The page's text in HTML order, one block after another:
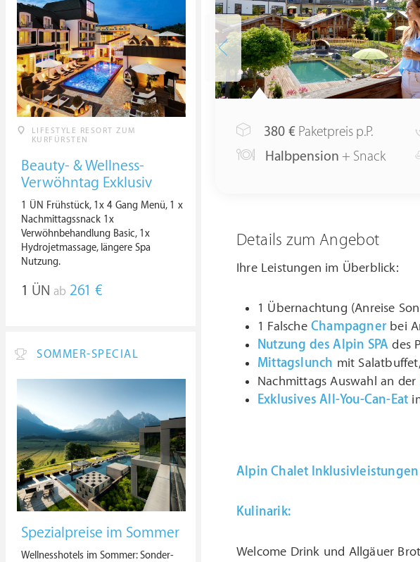
380 € Paketpreis p.P.
Halbpension + Snack
Details zum Angebot
Ihre Leistungen im Überblick:
1 Übernachtung (Anreise
1 Falsche Champagnerbei
Nutzung des Alpin SPA des
Mittagslunch mit
Nachmittags Auswahl an der
Exklusives All-You-Can-Eat
Alpin Chalet Inklusivleistungen
Kulinarik:
Welcome Drink und Allgäuer
LIFESTYLE RESORT ZUM
KURFÜRSTEN
Beauty- & Wellness-
Verwöhntag Exklusiv
1 ÜN Frühstück, 1x 4 Gang Menü, 1 x
Nachmittagssnack 1x
Verwöhnbehandlung Basic, 1x
Hydrojetmassage, längere Spa
Nutzung.
1 ÜN ab 261 €
SOMMER-SPECIAL
Spezialpreise im Sommer
Wellnesshotels im Sommer: Sonder-